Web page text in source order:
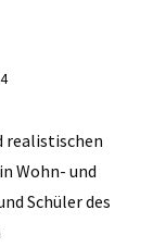
realistischen
Wohn- und
Schüler des